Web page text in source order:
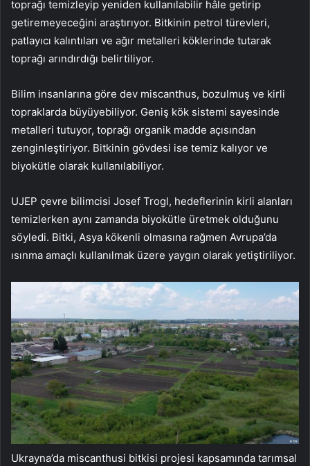
toprağı temizleyip yeniden kullanılabilir hâle getirip
getiremeyeceğini araştırıyor. Bitkinin petrol türevleri,
patlayıcı kalıntıları ve ağır metalleri köklerinde tutarak
toprağı arındırdığı belirtiliyor.
Bilim insanlarına göre dev miscanthus, bozulmuş ve kirli
topraklarda büyüyebiliyor. Geniş kök sistemi sayesinde
metalleri tutuyor, toprağı organik madde açısından
zenginleştiriyor. Bitkinin gövdesi ise temiz kalıyor ve
biyokütle olarak kullanılabiliyor.
UJEP çevre bilimcisi Josef Trogl, hedeflerinin kirli alanları
temizlerken aynı zamanda biyokütle üretmek olduğunu
söyledi. Bitki, Asya kökenli olmasına rağmen Avrupa’da
ısınma amaçlı kullanılmak üzere yaygın olarak yetiştiriliyor.
Ukrayna’da miscanthusi bitkisi projesi kapsamında tarımsal